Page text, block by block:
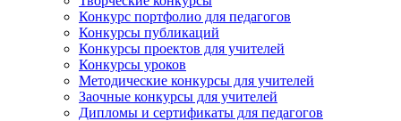
Конкурс портфолио для педагогов
Конкурсы публикаций
Конкурсы проектов для учителей
Конкурсы уроков
Методические конкурсы для учителей
Заочные конкурсы для учителей
Дипломы и сертификаты для педагогов